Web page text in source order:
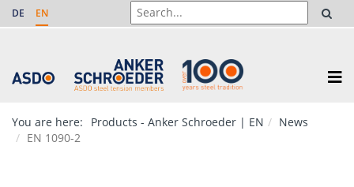
DE EN
You are here: Products - Anker Schroeder | EN
News
EN 1090-2